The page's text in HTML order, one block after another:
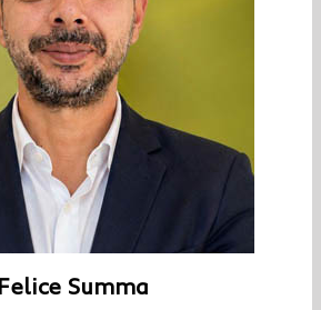
Felice Summa